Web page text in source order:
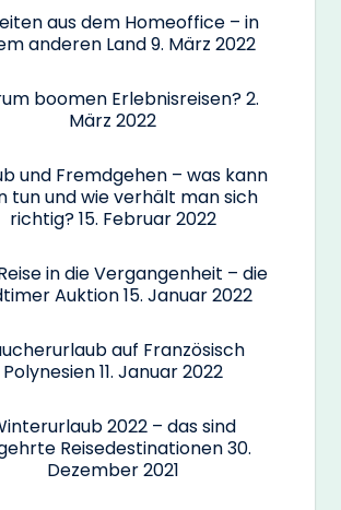
aus dem Homeoffice – in
anderen Land9. März 2022
boomen Erlebnisreisen?2.
März 2022
und Fremdgehen – was kann
tun und wie verhält man sich
richtig?15. Februar 2022
in die Vergangenheit – die
Auktion15. Januar 2022
auf Französisch
Polynesien11. Januar 2022
2022 – das sind
Reisedestinationen30.
Dezember 2021